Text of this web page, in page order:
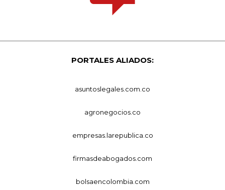
PORTALES ALIADOS:
asuntoslegales.com.co
agronegocios.co
empresas.larepublica.co
firmasdeabogados.com
bolsaencolombia.com